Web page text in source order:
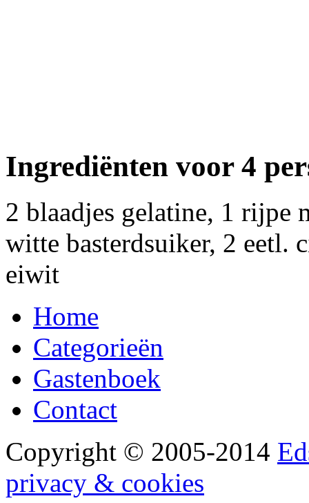
Ingrediënten voor 4
2 blaadjes gelatine, 1 rijpe
witte basterdsuiker, 2 eetl.
eiwit
Home
Categorieën
Gastenboek
Contact
Copyright © 2005-2014
privacy & cookies